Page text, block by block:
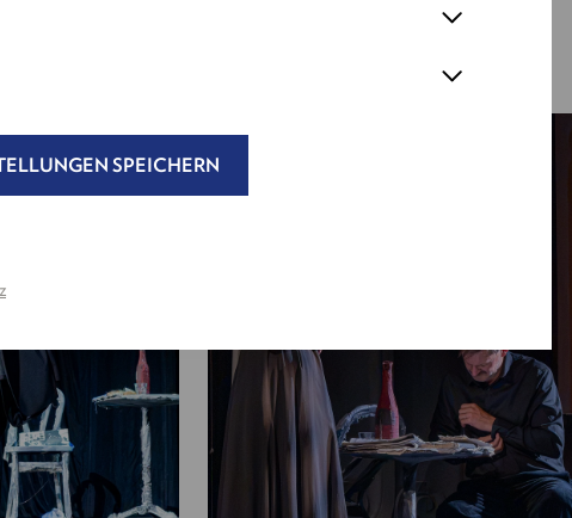
SPEICHERN
Herr gesetzten Alters, Dicker Herr mit Kindergesicht,
Musiker, Wirt, Friseur, Brigitte, Herr im Tabakladen,